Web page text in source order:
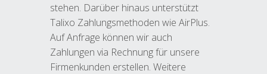
stehen. Darüber hinaus unterstützt
Talixo Zahlungsmethoden wie AirPlus.
Auf Anfrage können wir auch
Zahlungen via Rechnung für unsere
Firmenkunden erstellen. Weitere